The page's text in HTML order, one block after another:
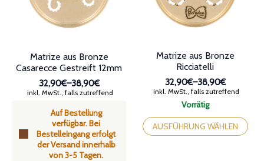
Produktseite
Produktseite
Auf Bestellung
verfügbar. Bei
Bestelleingang erfolgt
der Versand innerhalb
von 3-5 Tagen.
Matrize aus Bronze
Casarecce Gestreift 12mm
32,90€–38,90€
Preisspanne:
bis
38,90€
inkl. MwSt., falls zutreffend
Vorrätig
Matrize aus Bronze
Ricciatelli
32,90€–38,90€
Preisspanne:
32,90€
38,90€
inkl. MwSt., falls zutreffend
AUSFÜHRUNG WÄHLEN
Dieses
Produkt
weist